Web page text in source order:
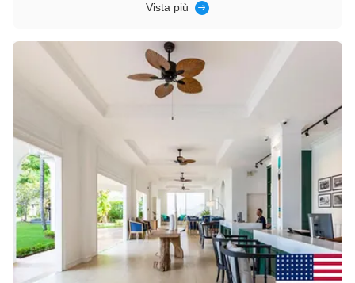
una fuga lussuosa dalla vita quotidiana.I ventilatori di soffitto
Vista più